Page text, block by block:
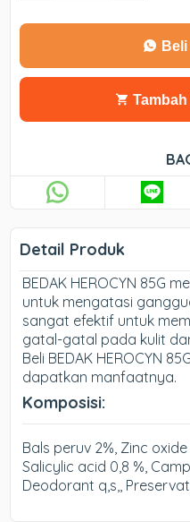
Detail Produk
BEDAK HEROCYN 85G
untuk mengatasi
sangat efektif untuk
gatal-gatal pada kulit
Beli BEDAK HEROCYN
dapatkan manfaatnya.
Komposisi:
Bals peruv 2%, Zinc oxide
Salicylic acid 0,8 %,
Deodorant q,s,,